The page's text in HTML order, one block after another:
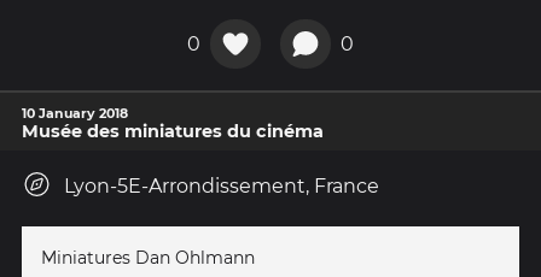
0 0
10 January 2018
Musée des miniatures du cinéma
Lyon-5E-Arrondissement, France
Miniatures Dan Ohlmann